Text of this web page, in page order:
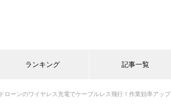
ランキング 記事一覧
ドローンのワイヤレス充電でケーブルレス飛行！作業効率アップ